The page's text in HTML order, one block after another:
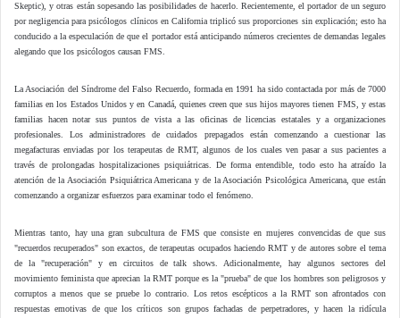
Skeptic), y otras están sopesando las posibilidades de hacerlo. Recientemente, el portador de un seguro
por negligencia para psicólogos clínicos en California triplicó sus proporciones sin explicación; esto ha
conducido a la especulación de que el portador está anticipando números crecientes de demandas legales
alegando que los psicólogos causan FMS.
La Asociación del Síndrome del Falso Recuerdo, formada en 1991 ha sido contactada por más de 7000
familias en los Estados Unidos y en Canadá, quienes creen que sus hijos mayores tienen FMS, y estas
familias hacen notar sus puntos de vista a las oficinas de licencias estatales y a organizaciones
profesionales. Los administradores de cuidados prepagados están comenzando a cuestionar las
megafacturas enviadas por los terapeutas de RMT, algunos de los cuales ven pasar a sus pacientes a
través de prolongadas hospitalizaciones psiquiátricas. De forma entendible, todo esto ha atraído la
atención de la Asociación Psiquiátrica Americana y de la Asociación Psicológica Americana, que están
comenzando a organizar esfuerzos para examinar todo el fenómeno.
Mientras tanto, hay una gran subcultura de FMS que consiste en mujeres convencidas de que sus
"recuerdos recuperados" son exactos, de terapeutas ocupados haciendo RMT y de autores sobre el tema
de la "recuperación" y en circuitos de talk shows. Adicionalmente, hay algunos sectores del
movimiento feminista que aprecian la RMT porque es la "prueba" de que los hombres son peligrosos y
corruptos a menos que se pruebe lo contrario. Los retos escépticos a la RMT son afrontados con
respuestas emotivas de que los críticos son grupos fachadas de perpetradores, y hacen la ridícula